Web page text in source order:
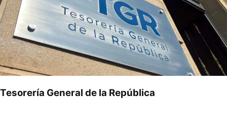
Tesorería General de la República